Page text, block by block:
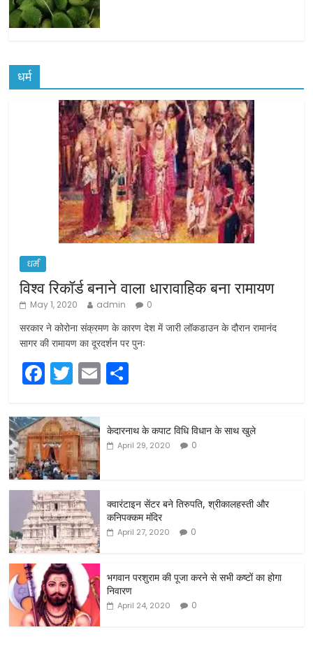
धर्म
धर्म
विश्व रिकॉर्ड बनाने वाला धारावाहिक बना रामायण
May 1, 2020 admin 0
सरकार ने कोरोना संक्रमण के कारण देश में जारी लॉकडाउन के दौरान रामानंद
सागर की रामायण का दूरदर्शन पर पुनः
F
a
c
e
b
o
o
k
T
w
itt
er
E
m
ai ar
e
केदारनाथ के कपाट विधि विधान के साथ खुले
April 29, 2020 0
क्वारंटाइन सेंटर बने तिरुपति, श्रीकालहस्ती और
कनिपक्कम मंदिर
April 27, 2020 0
भगवान परशुराम की पूजा करने से सभी कष्टों का होगा
निवारण
April 24, 2020 0